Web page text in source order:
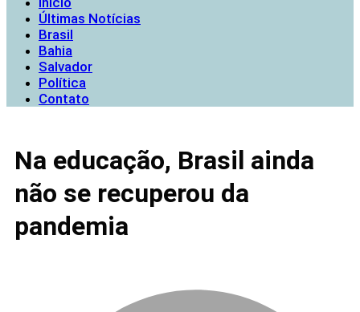
Últimas Notícias
Brasil
Bahia
Salvador
Política
Contato
Na educação, Brasil ainda
não se recuperou da
pandemia